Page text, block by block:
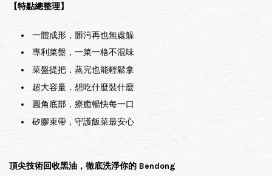
【特點總整理】
一體成形，髒污再也無處躲
專利菜盤，一菜一格不混味
菜盤提把，蒸完也能輕鬆拿
超大容量，想吃什麼裝什麼
圓角底部，療癒暢快每一口
矽膠束帶，守護飯菜最安心
頂尖技術回收黑油，徹底洗淨你的 Bendong